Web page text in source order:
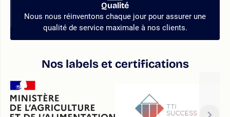
Qualité
Nous nous réinventons chaque jour pour assurer une
qualité de service maximale à nos clients.
Nos labels et certifications